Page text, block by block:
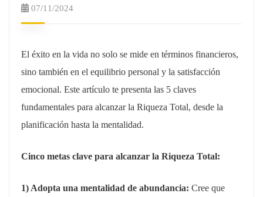
07/11/2024
El éxito en la vida no solo se mide en términos financieros,
sino también en el equilibrio personal y la satisfacción
emocional. Este artículo te presenta las 5 claves
fundamentales para alcanzar la Riqueza Total, desde la
planificación hasta la mentalidad.
Cinco metas clave para alcanzar la Riqueza Total:
1) Adopta una mentalidad de abundancia: Cree que